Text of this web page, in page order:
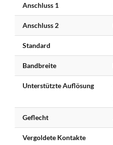
Anschluss 1
Anschluss 2
Standard
Bandbreite
Unterstützte Auflösung
Geflecht
Vergoldete Kontakte